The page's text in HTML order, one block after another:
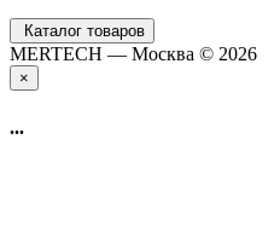
Каталог товаров
MERTECH — Москва © 2026
×
...